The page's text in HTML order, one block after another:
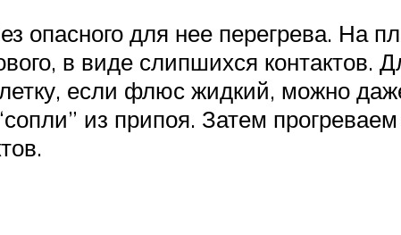
опасного для нее перегрева. На
в виде слипшихся контактов.
если флюс жидкий, можно
из припоя. Затем